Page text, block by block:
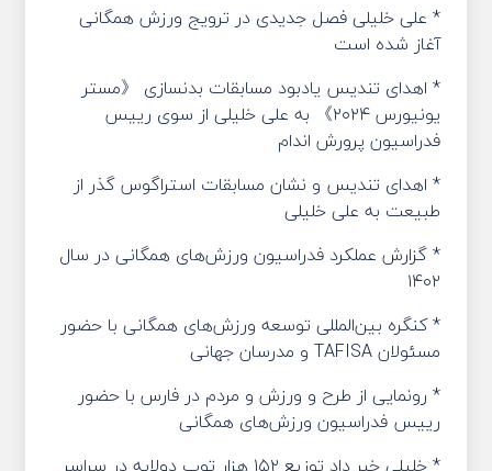
* علی خلیلی فصل جدیدی در ترویج ورزش همگانی
آغاز شده است
* اهدای تندیس یادبود مسابقات بدنسازی 《مستر
یونیورس ۲۰۲۴》 به علی خلیلی از سوی رییس
فدراسیون پرورش اندام
* اهدای تندیس و نشان مسابقات استراگوس گذر از
طبیعت به علی خلیلی
* گزارش عملکرد فدراسیون ورزش‌های همگانی در سال
۱۴۰۲
* کنگره بین‌المللی توسعه ورزش‌های همگانی با حضور
مسئولان TAFISA و مدرسان جهانی
* رونمایی از طرح و ورزش و مردم در فارس با حضور
رییس فدراسیون ورزش‌های همگانی